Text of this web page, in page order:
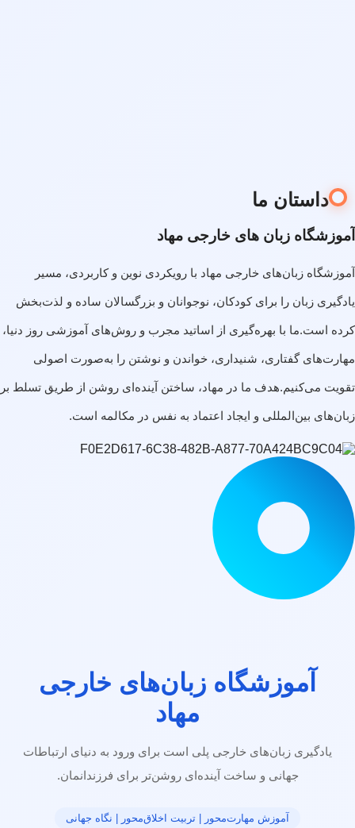
داستان ما
آموزشگاه زبان های خارجی مهاد
آموزشگاه زبان‌های خارجی مهاد با رویکردی نوین و کاربردی، مسیر
یادگیری زبان را برای کودکان، نوجوانان و بزرگسالان ساده و لذت‌بخش
کرده است.ما با بهره‌گیری از اساتید مجرب و روش‌های آموزشی روز دنیا،
مهارت‌های گفتاری، شنیداری، خواندن و نوشتن را به‌صورت اصولی
تقویت می‌کنیم.هدف ما در مهاد، ساختن آینده‌ای روشن از طریق تسلط بر
زبان‌های بین‌المللی و ایجاد اعتماد به نفس در مکالمه است.
آموزشگاه زبان‌های خارجی
مهاد
یادگیری زبان‌های خارجی پلی است برای ورود به دنیای ارتباطات
جهانی و ساخت آینده‌ای روشن‌تر برای فرزندانمان.
آموزش مهارت‌محور | تربیت اخلاق‌محور | نگاه جهانی